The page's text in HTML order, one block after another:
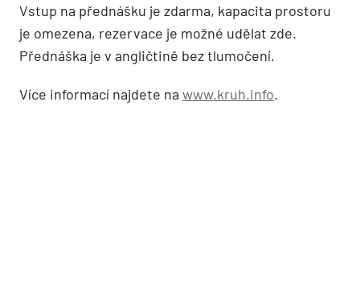
Vstup na přednášku je zdarma, kapacita prostoru
je omezena, rezervace je možné udělat zde.
Přednáška je v angličtině bez tlumočení.
Více informací najdete na www.kruh.info.